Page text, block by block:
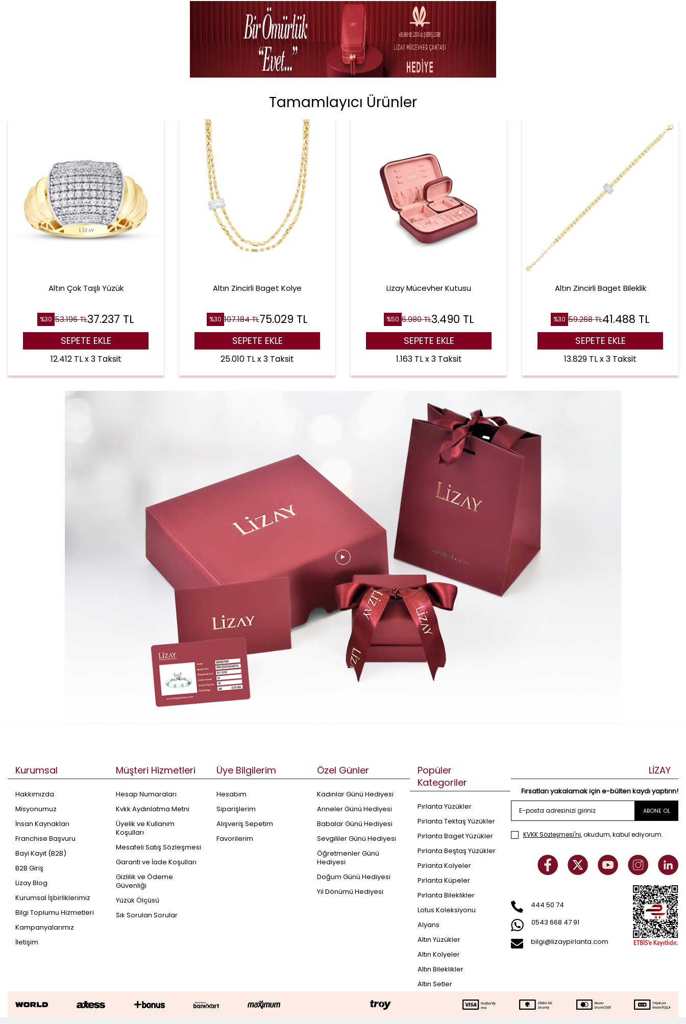
Tamamlayıcı Ürünler
Altın Çok Taşlı Yüzük
%30 53.196TL37.237 TL
SEPETE EKLE
12.412 TL x 3 Taksit
Altın Zincirli Baget Kolye
%30 107.184TL75.029 TL
SEPETE EKLE
25.010 TL x 3 Taksit
Lizay Mücevher Kutusu
%50 6.980TL3.490 TL
SEPETE EKLE
1.163 TL x 3 Taksit
Altın Zincirli Baget Bileklik
%30 59.268TL41.488 TL
SEPETE EKLE
13.829 TL x 3 Taksit
Kurumsal
Hakkımızda
Misyonumuz
İnsan Kaynakları
Franchise Başvuru
Bayi Kayıt (B2B)
B2B Giriş
Lizay Blog
Kurumsal İşbirliklerimiz
Bilgi Toplumu Hizmetleri
Kampanyalarımız
İletişim
Müşteri Hizmetleri
Hesap Numaraları
Kvkk Aydınlatma Metni
Üyelik ve Kullanım
Koşulları
Mesafeli Satış Sözleşmesi
Garanti ve İade Koşulları
Gizlilik ve Ödeme
Güvenliği
Yüzük Ölçüsü
Sık Sorulan Sorular
Üye Bilgilerim
Hesabım
Siparişlerim
Alışveriş Sepetim
Favorilerim
Özel Günler
Kadınlar Günü Hediyesi
Anneler Günü Hediyesi
Babalar Günü Hediyesi
Sevgililer Günü Hediyesi
Öğretmenler Günü
Hediyesi
Doğum Günü Hediyesi
Yıl Dönümü Hediyesi
Popüler
Kategoriler
Pırlanta Yüzükler
Pırlanta Tektaş Yüzükler
Pırlanta Baget Yüzükler
Pırlanta Beştaş Yüzükler
Pırlanta Kolyeler
Pırlanta Küpeler
Pırlanta Bileklikler
Lotus Koleksiyonu
Alyans
Altın Yüzükler
Altın Kolyeler
Altın Bileklikler
Altın Setler
LİZAY
Fırsatları yakalamak için e-bülten kaydı yaptırın!
ABONE OL
KVKK Sözleşmesi'ni, okudum, kabul ediyorum.
444 50 74
0543 668 47 91
bilgi@lizaypirlanta.com